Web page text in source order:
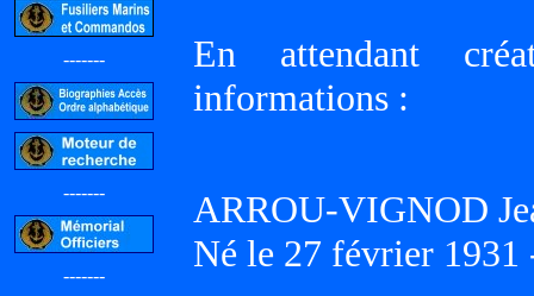
-------
-------
-------
En attendant
informations :
ARROU-VIGNOD
Né le 27 février 1931